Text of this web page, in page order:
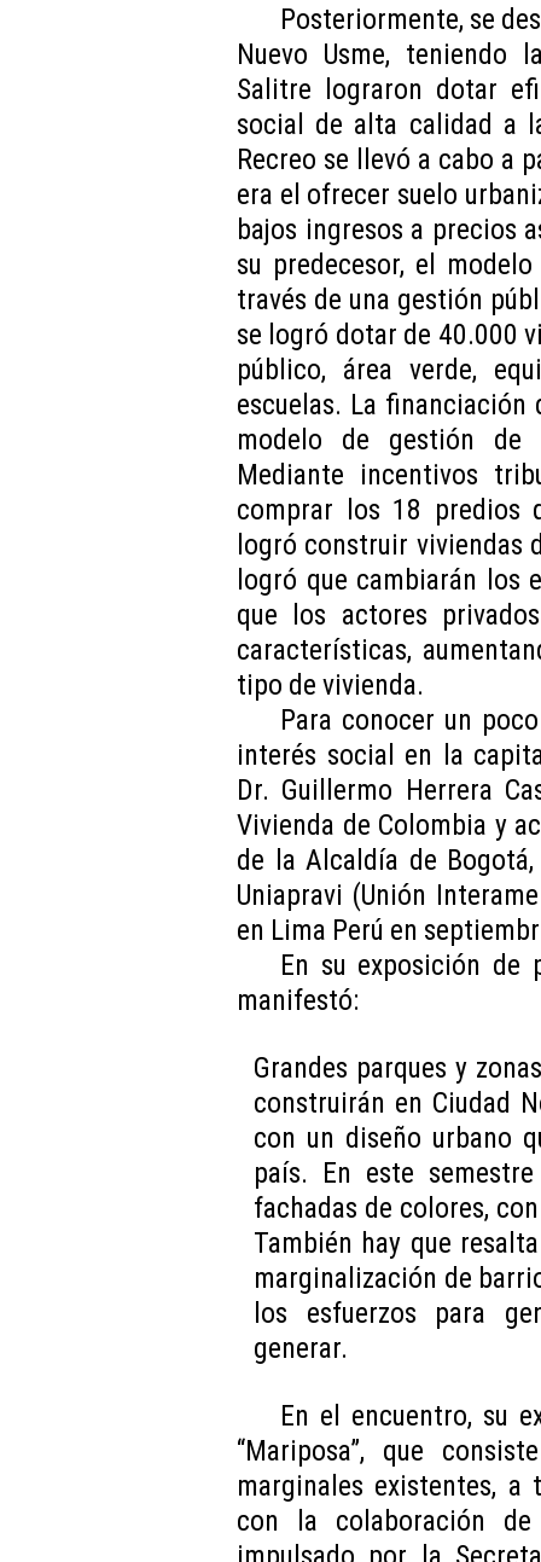
Posteriormente, se
Nuevo Usme, teniendo
Salitre lograron dotar
social de alta calidad a
Recreo se llevó a cabo a
era el ofrecer suelo
bajos ingresos a precios
su predecesor, el
través de una gestión
se logró dotar de 40.000
público, área verde,
escuelas. La
modelo de gestión de
Mediante incentivos
comprar los 18 predios
logró construir viviendas
logró que cambiarán los
que los actores
características,
tipo de vivienda.
Para conocer un
interés social en la
Dr. Guillermo Herrera
Vivienda de Colombia y
de la Alcaldía de
Uniapravi (Unión
en Lima Perú en
En su exposición de
manifestó:
Grandes parques y
construirán en Ciudad
con un diseño urbano
país. En este
fachadas de colores,
También hay que
marginalización de
los esfuerzos para
generar.
En el encuentro, su
“Mariposa”, que
marginales existentes, a
con la colaboración